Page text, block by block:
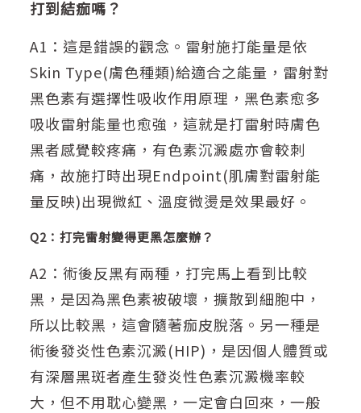
打到結痂嗎？
A1：這是錯誤的觀念。雷射施打能量是依
Skin Type(膚色種類)給適合之能量，雷射對
黑色素有選擇性吸收作用原理，黑色素愈多
吸收雷射能量也愈強，這就是打雷射時膚色
黑者感覺較疼痛，有色素沉澱處亦會較刺
痛，故施打時出現Endpoint(肌膚對雷射能
量反映)出現微紅、溫度微燙是效果最好。
Q2：打完雷射變得更黑怎麼辦？
A2：術後反黑有兩種，打完馬上看到比較
黑，是因為黑色素被破壞，擴散到細胞中，
所以比較黑，這會隨著痂皮脫落。另一種是
術後發炎性色素沉澱(HIP)，是因個人體質或
有深層黑斑者產生發炎性色素沉澱機率較
大，但不用耽心變黑，一定會白回來，一般